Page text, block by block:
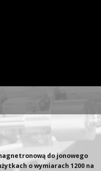
do jonowego
o wymiarach 1200 na